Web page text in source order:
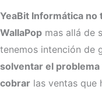
YeaBit Informática no
WallaPop mas allá de
tenemos intención de
solventar el
cobrar las ventas que